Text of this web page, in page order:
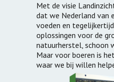
Met de visie
dat we Nederland van
voeden en
oplossingen voor de
natuurherstel, schoon
Maar voor boeren is
waar we bij willen